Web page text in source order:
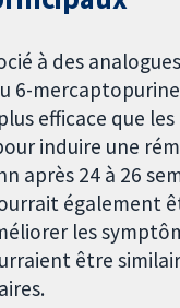
à des
6-
efficace que les
induire une
après 24 à 26
également
les
être